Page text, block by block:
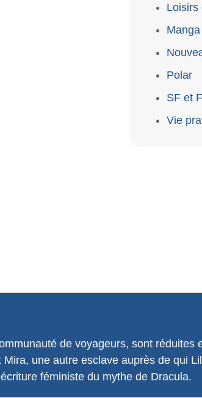
Loisirs
Manga
Polar
SF et
Vie
de voyageurs, sont réduites
une autre esclave auprès de qui
féministe du mythe de Dracula.